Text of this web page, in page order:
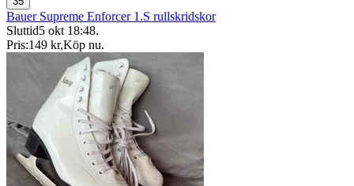
Bauer Supreme Enforcer 1.S rullskridskor
Sluttid5 okt 18:48.
Pris:149 kr,Köp nu.